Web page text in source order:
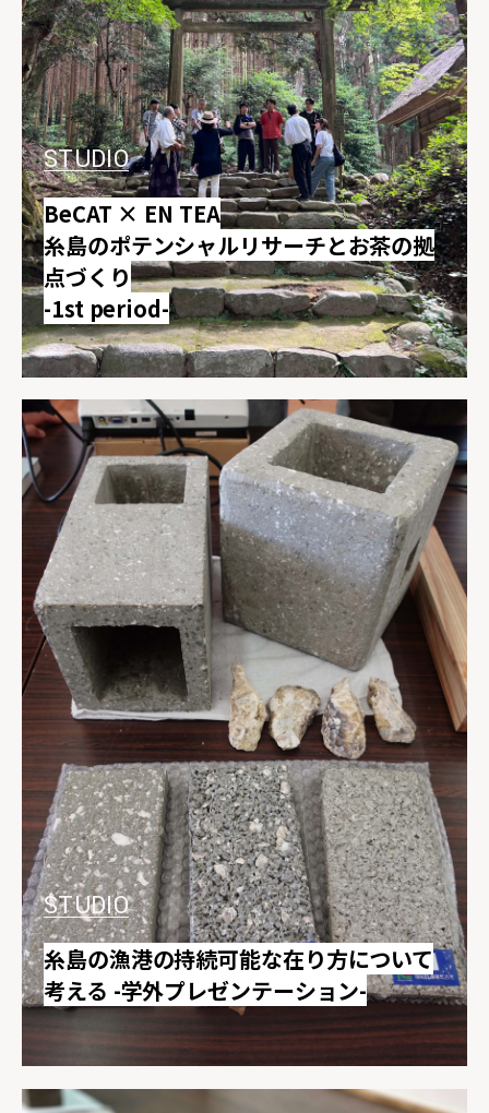
STUDIO
BeCAT × EN TEA
糸島のポテンシャルリサーチとお茶の拠
点づくり
-1st period-
STUDIO
糸島の漁港の持続可能な在り方について
考える -学外プレゼンテーション-